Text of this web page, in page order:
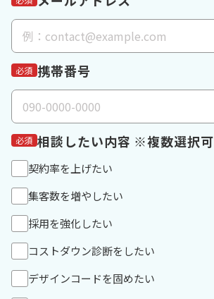
必須 携帯番号
必須 相談したい内容 ※複数選択可
契約率を上げたい
集客数を増やしたい
採用を強化したい
コストダウン診断をしたい
デザインコードを固めたい